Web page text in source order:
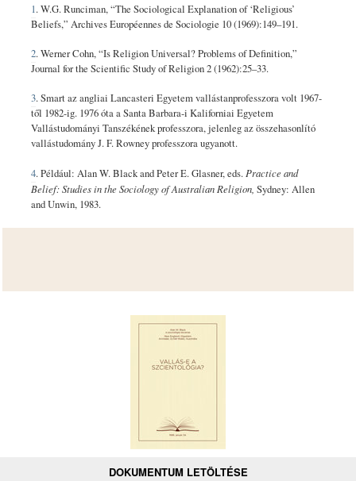
1. W.G. Runciman, “The Sociological Explanation of ‘Religious’
Beliefs,” Archives Européennes de Sociologie 10 (1969):149–191.
2. Werner Cohn, “Is Religion Universal? Problems of Definition,”
Journal for the Scientific Study of Religion 2 (1962):25–33.
3. Smart az angliai Lancasteri Egyetem vallástanprofesszora volt 1967-
től 1982-ig. 1976 óta a Santa Barbara-i Kaliforniai Egyetem
Vallástudományi Tanszékének professzora, jelenleg az összehasonlító
vallástudomány J. F. Rowney professzora ugyanott.
4. Például: Alan W. Black and Peter E. Glasner, eds. Practice and
Belief: Studies in the Sociology of Australian Religion,Sydney: Allen
and Unwin, 1983.
DOKUMENTUM LETÖLTÉSE